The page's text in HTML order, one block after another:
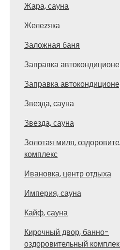
Жара, сауна
Желеzяка
Заложная баня
Заправка
Заправка
Звезда, сауна
Звезда, сауна
Золотая миля,
комплекс
Ивановка, центр отдыха
Империя, сауна
Кайф, сауна
Кирочный двор, банно-
оздоровительный